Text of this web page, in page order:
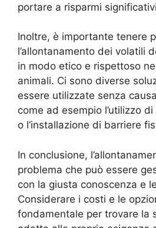
portare a risparmi
Inoltre, è importante tenere
l’allontanamento dei volatili
in modo etico e rispettoso
animali. Ci sono diverse
essere utilizzate senza
come ad esempio l’utilizzo
o l’installazione di barriere
In conclusione,
problema che può essere
con la giusta conoscenza e
Considerare i costi e le
fondamentale per trovare la